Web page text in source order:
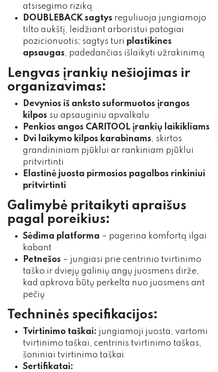
atsisegimo riziką
DOUBLEBACK sagtys reguliuoja jungiamojo
tilto aukštį, leidžiant arboristui patogiai
pozicionuotis; sagtys turi plastikines
apsaugas, padedančias išlaikyti užrakinimą
Lengvas įrankių nešiojimas ir
organizavimas:
Devynios iš anksto suformuotos įrangos
kilpos su apsauginiu apvalkalu
Penkios angos CARITOOL įrankių laikikliams
Dvi laikymo kilpos karabinams, skirtos
grandininiam pjūklui ar rankiniam pjūklui
pritvirtinti
Elastinė juosta pirmosios pagalbos rinkiniui
pritvirtinti
Galimybė pritaikyti apraišus
pagal poreikius:
Sėdima platforma – pagerina komfortą ilgai
kabant
Petnešos – jungiasi prie centrinio tvirtinimo
taško ir dviejų galinių angų juosmens dirže,
kad apkrova būtų perkelta nuo juosmens ant
pečių
Techninės specifikacijos:
Tvirtinimo taškai: jungiamoji juosta, vartomi
tvirtinimo taškai, centrinis tvirtinimo taškas,
šoniniai tvirtinimo taškai
Sertifikatai: